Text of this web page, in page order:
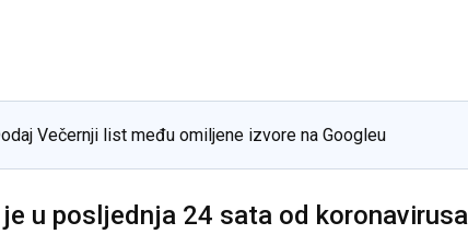
Večernji list među omiljene izvore na Googleu
u posljednja 24 sata od koronavirusa